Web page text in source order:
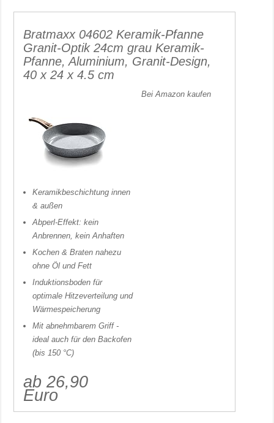
Bratmaxx 04602 Keramik-Pfanne
Granit-Optik 24cm grau Keramik-
Pfanne, Aluminium, Granit-Design,
40 x 24 x 4.5 cm
Keramikbeschichtung innen
& außen
Abperl-Effekt: kein
Anbrennen, kein Anhaften
Kochen & Braten nahezu
ohne Öl und Fett
Induktionsboden für
optimale Hitzeverteilung und
Wärmespeicherung
Mit abnehmbarem Griff -
ideal auch für den Backofen
(bis 150 °C)
ab 26,90
Euro
Bei Amazon kaufen